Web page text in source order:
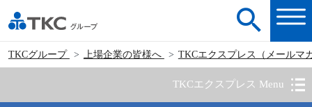
TKCグループ 上場企業の皆様へ TKCエクスプレス（メールマ
TKCエクスプレス Menu